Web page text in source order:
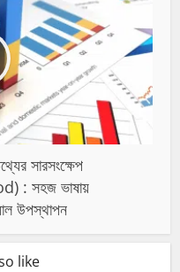
সারসংক্ষেপ
: সহজ ভাষায়
উপস্থাপন
like